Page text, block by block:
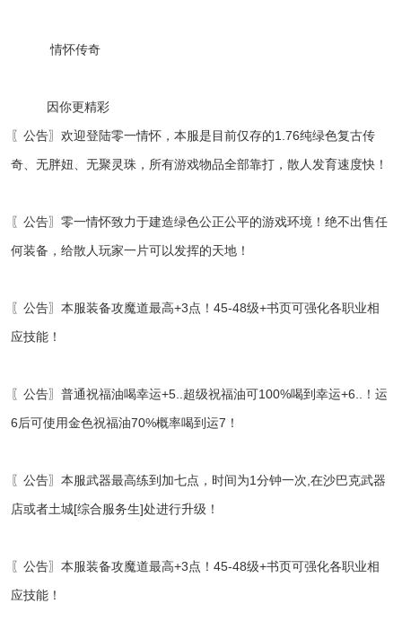
情怀传奇
因你更精彩
〖公告〗欢迎登陆零一情怀，本服是目前仅存的1.76纯绿色复古传
奇、无胖妞、无聚灵珠，所有游戏物品全部靠打，散人发育速度快！
〖公告〗零一情怀致力于建造绿色公正公平的游戏环境！绝不出售任
何装备，给散人玩家一片可以发挥的天地！
〖公告〗本服装备攻魔道最高+3点！45-48级+书页可强化各职业相
应技能！
〖公告〗普通祝福油喝幸运+5..超级祝福油可100%喝到幸运+6..！运
6后可使用金色祝福油70%概率喝到运7！
〖公告〗本服武器最高练到加七点，时间为1分钟一次,在沙巴克武器
店或者土城[综合服务生]处进行升级！
〖公告〗本服装备攻魔道最高+3点！45-48级+书页可强化各职业相
应技能！